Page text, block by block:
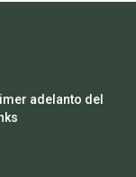
adelanto del